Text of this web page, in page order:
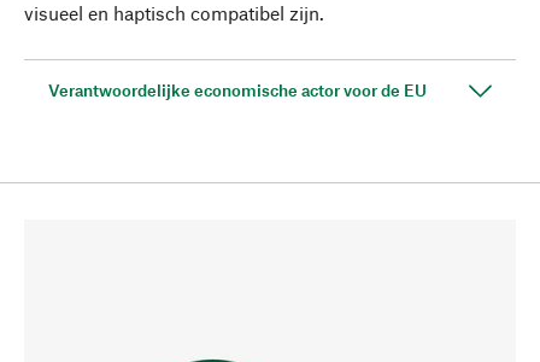
visueel en haptisch compatibel zijn.
Verantwoordelijke economische actor voor de EU